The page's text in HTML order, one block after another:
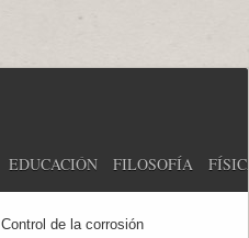
EDUCACIÓN FILOSOFÍA
Control de la corrosión